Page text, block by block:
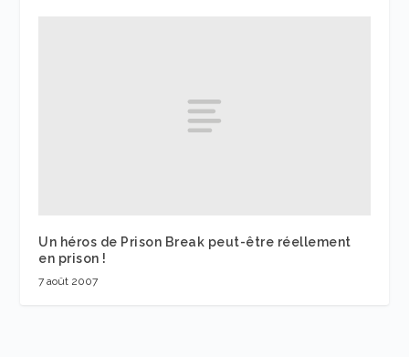
Un héros de Prison Break peut-être réellement
en prison !
7 août 2007